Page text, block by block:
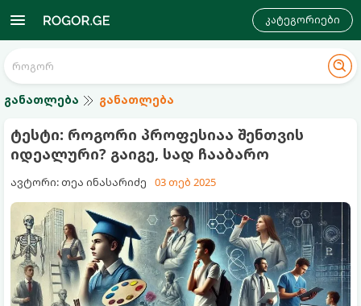
კატეგორიები
განათლება განათლება
ტესტი: როგორი პროფესიაა შენთვის
იდეალური? გაიგე, სად ჩააბარო
ავტორი: თეა ინასარიძე 03 თებ 2025